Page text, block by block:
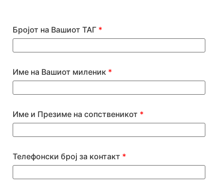
Бројот на Вашиот ТАГ *
Име на Вашиот миленик *
Име и Презиме на сопственикот *
Телефонски број за контакт *